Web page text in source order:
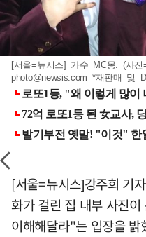
[서울=뉴시스] 가수 MC몽. (사
photo@newsis.com *재판매 및
[서울=뉴시스]강주희 기
화가 걸린 집 내부 사진
이해해달라"는 입장을 밝